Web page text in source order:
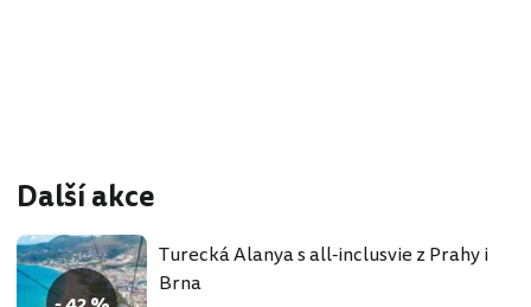
Další akce
Turecká Alanya s all-inclusvie z Prahy i
Brna